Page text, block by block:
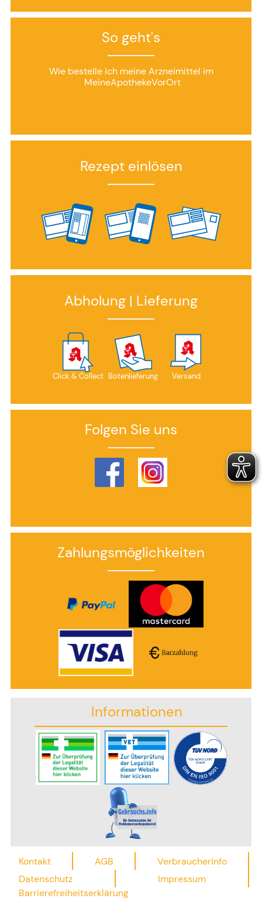
So geht's
Wie bestelle ich meine Arzneimittel im
MeineApothekeVorOrt
Rezept einlösen
Abholung | Lieferung
Click & Collect Botenlieferung Versand
Folgen Sie uns
Zahlungsmöglichkeiten
Informationen
Kontakt AGB
Verbraucherinfo
Datenschutz
Impressum
Barrierefreiheitserklärung